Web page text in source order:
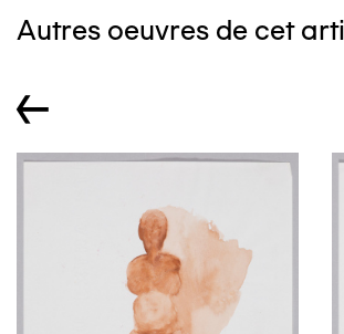
Autres oeuvres de cet
←